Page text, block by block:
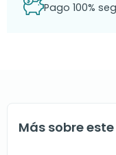
Pago 100%
Más sobre